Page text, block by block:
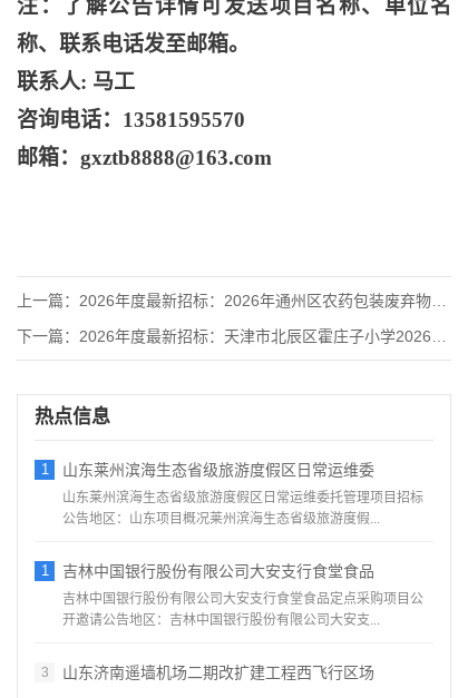
注：了解公告详情可发送项目名称、单位名
称、联系电话发至邮箱。
联系人: 马工
咨询电话： 13581595570
邮箱： gxztb8888@163.com
上一篇： 2026年度最新招标：2026年通州区农药包装废弃物回收处置
下一篇： 2026年度最新招标：天津市北辰区霍庄子小学2026年度食堂
热点信息
1 山东莱州滨海生态省级旅游度假区日常运维委
山东莱州滨海生态省级旅游度假区日常运维委托管理项目招标
公告地区：山东项目概况莱州滨海生态省级旅游度假...
1 吉林中国银行股份有限公司大安支行食堂食品
吉林中国银行股份有限公司大安支行食堂食品定点采购项目公
开邀请公告地区：吉林中国银行股份有限公司大安支...
3 山东济南遥墙机场二期改扩建工程西飞行区场